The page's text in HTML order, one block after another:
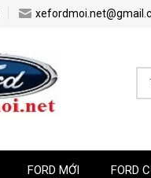
FORD MỚI FORD